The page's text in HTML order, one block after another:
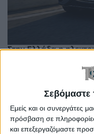
Σεβόμαστε
Εμείς και οι συνεργάτες
πρόσβαση σε
και επεξεργαζόμαστε
Στην Ελλάδα η